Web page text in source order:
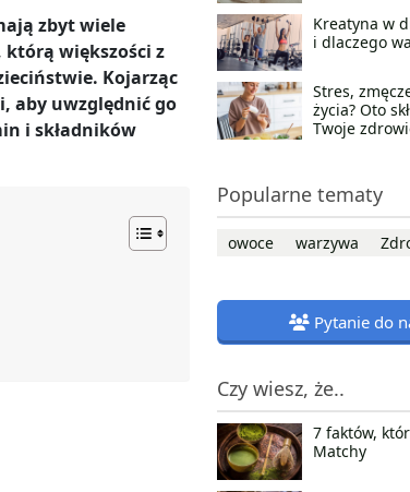
zbyt wiele
większości z
Kojarząc
aby uwzględnić go
i składników
Kreatyna w
i dlaczego
Stres,
życia? Oto
Twoje
Popularne tematy
owoce warzywa
Pytanie do
Czy wiesz, że..
7 faktów,
Matchy